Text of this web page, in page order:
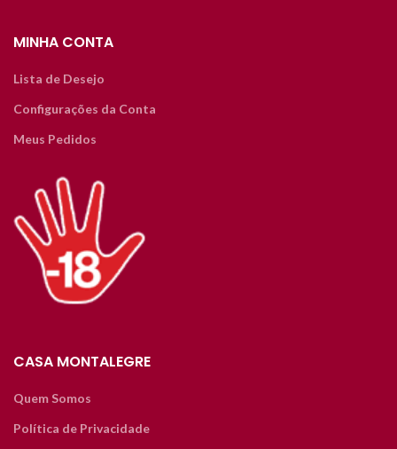
MINHA CONTA
Lista de Desejo
Configurações da Conta
Meus Pedidos
CASA MONTALEGRE
Quem Somos
Política de Privacidade